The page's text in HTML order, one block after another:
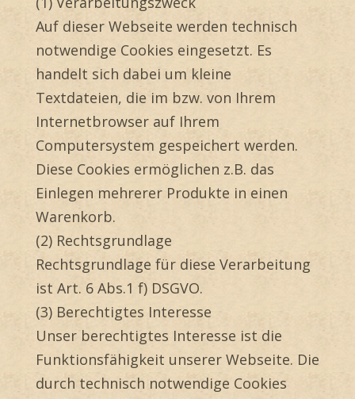
Auf dieser Webseite werden technisch
notwendige Cookies eingesetzt. Es
handelt sich dabei um kleine
Textdateien, die im bzw. von Ihrem
Internetbrowser auf Ihrem
Computersystem gespeichert werden.
Diese Cookies ermöglichen z.B. das
Einlegen mehrerer Produkte in einen
Warenkorb.
(2) Rechtsgrundlage
Rechtsgrundlage für diese Verarbeitung
ist Art. 6 Abs.1 f) DSGVO.
(3) Berechtigtes Interesse
Unser berechtigtes Interesse ist die
Funktionsfähigkeit unserer Webseite. Die
durch technisch notwendige Cookies